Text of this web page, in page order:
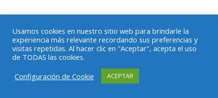
Usamos cookies en nuestro sitio web para brindarle la
experiencia más relevante recordando sus preferencias y
visitas repetidas. Al hacer clic en "Aceptar", acepta el uso
de TODAS las cookies.
Configuración de Cookie
ACEPTAR